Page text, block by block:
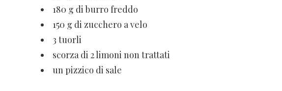
180 g di burro freddo
150 g di zucchero a velo
3 tuorli
scorza di 2 limoni non trattati
un pizzico di sale